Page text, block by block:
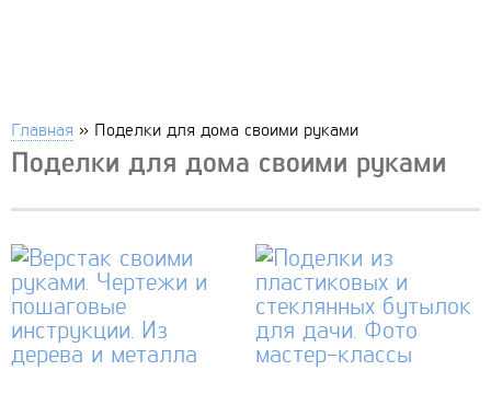
Главная » Поделки для дома своими руками
Поделки для дома своими руками